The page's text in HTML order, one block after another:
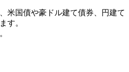
米国債や豪ドル建て債券、円建て
す。